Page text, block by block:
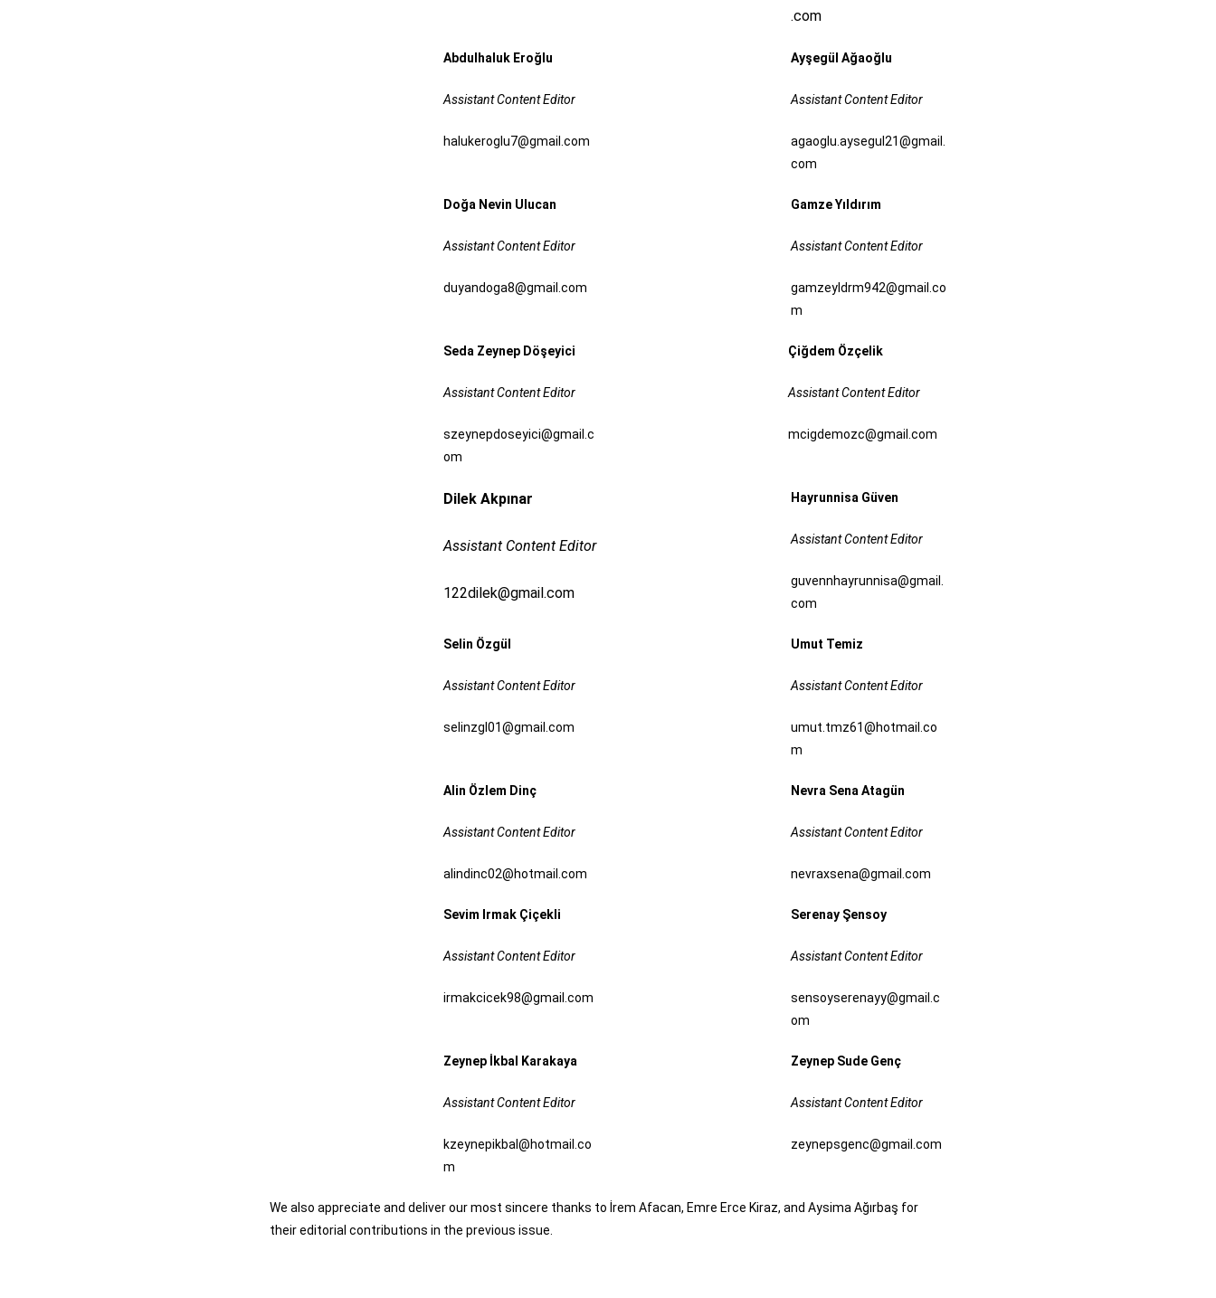
.com
Abdulhaluk Eroğlu
Assistant Content Editor
halukeroglu7@gmail.com
Ayşegül Ağaoğlu
Assistant Content Editor
agaoglu.aysegul21@gmail.
com
Doğa Nevin Ulucan
Assistant Content Editor
duyandoga8@gmail.com
Gamze Yıldırım
Assistant Content Editor
gamzeyldrm942@gmail.co
m
Seda Zeynep Döşeyici
Assistant Content Editor
szeynepdoseyici@gmail.c
om
Çiğdem Özçelik
Assistant Content Editor
mcigdemozc@gmail.com
Dilek Akpınar
Assistant Content Editor
122dilek@gmail.com
Hayrunnisa Güven
Assistant Content Editor
guvennhayrunnisa@gmail.
com
Selin Özgül
Assistant Content Editor
selinzgl01@gmail.com
Umut Temiz
Assistant Content Editor
umut.tmz61@hotmail.co
m
Alin Özlem Dinç
Assistant Content Editor
alindinc02@hotmail.com
Nevra Sena Atagün
Assistant Content Editor
nevraxsena@gmail.com
Sevim Irmak Çiçekli
Assistant Content Editor
irmakcicek98@gmail.com
Serenay Şensoy
Assistant Content Editor
sensoyserenayy@gmail.c
om
Zeynep İkbal Karakaya
Assistant Content Editor
kzeynepikbal@hotmail.co
m
Zeynep Sude Genç
Assistant Content Editor
zeynepsgenc@gmail.com
We also appreciate and deliver our most sincere thanks to İrem Afacan, Emre Erce Kiraz, and Aysima Ağırbaş for
their editorial contributions in the previous issue.